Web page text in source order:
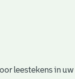
leestekens in uw